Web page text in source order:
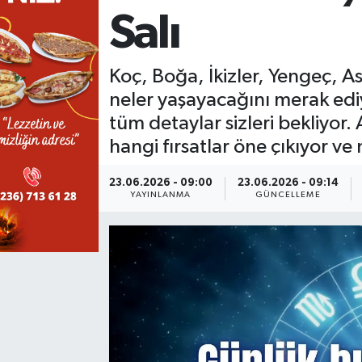
Salı
Koç, Boğa, İkizler, Yengeç,
neler yaşayacağını merak
tüm detaylar sizleri bekliyor.
hangi fırsatlar öne çıkıyor
23.06.2026 - 09:00
YAYINLANMA
23.06.2026 - 09:14
GÜNCELLEME
KÜLTÜR SANAT
YAŞAM
LIFE
SARUHANLI
SELENDİ
KIRKAĞAÇ
DEMİRCİ
KÖPRÜBAŞI
KULA
SALİHLİ
SARUHANLI
EĞİTİM
KÜLTÜR SANAT
YAŞAM
BİLİM VE TEKNOLOJİ
MANİSA'NIN YÖRESEL LEZZETLERİ